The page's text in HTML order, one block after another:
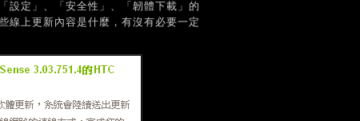
設定」、「安全性」、「韌體下載」的
線上更新內容是什麼，有沒有必要一定